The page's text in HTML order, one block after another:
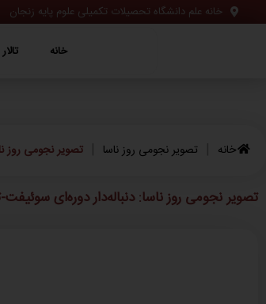
خانه علم دانشگاه تحصیلات تکمیلی علوم پایه زنجان
خانه
خانه تالار علم
خانه تصویر نجومی روز ناسا تصویر نجومی روز
تصویر نجومی روز ناسا: دنباله‌دار دوره‌ای